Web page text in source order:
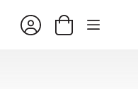
Winkelwagen